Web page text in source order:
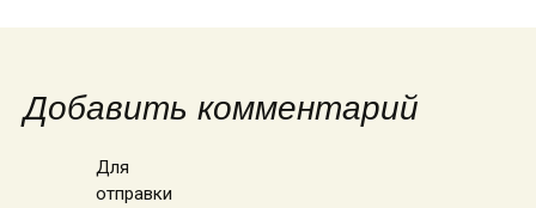
Добавить комментарий
Для
отправки